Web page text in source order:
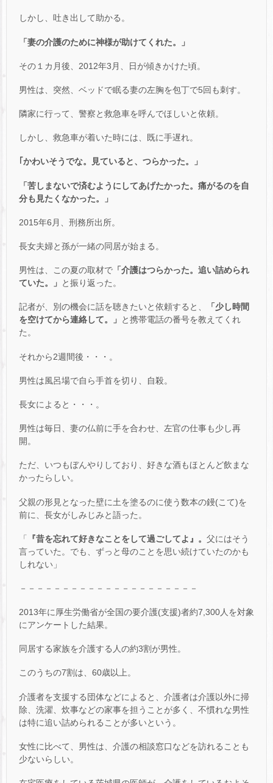
しかし、吐き出して助かる。
「妻の介護のために神様が助けてくれた。」
その１カ月後、2012年3月、日が傾きかけた頃。
男性は、突然、ベッドで眠る妻の左胸を包丁で5回も刺す。
隣家に行って、警察と救急車を呼んでほしいと依頼。
しかし、救急車が着いた時には、既に手遅れ。
｢かわいそうでな。見ていると、つらかった。」
「苦しまないで済むようにしてあげたかった。痛がるのを自
分も見たくなかった。」
2015年6月、刑務所出所。
長女夫婦と孫が一緒の同居が始まる。
男性は、この夏の取材で 「介護はつらかった。追い詰められ
ていた。」 と振り返った。
記者が、別の機会に話を聴きたいと依頼すると、
「少し時間
を空けてから連絡して。」 と携帯電話の番号を教えてくれ
た。
それから2週間後・・・。
男性は風呂場で自ら手首を切り、自殺。
長女によると・・・。
男性は毎日、妻の仏前に手を合わせ、左官の仕事も少し再
開。
ただ、いつもぼんやりしており、好きな酒もほとんど飲まな
かったらしい。
父親の形見となった壁に土を塗るのに使う数本の鏝(こて)を
前に、長女がしみじみと語った。
「 『昔を忘れて好きなことをして過ごしてよ』。 父にはそう
言っていた。でも、ずっと母のことを思い続けていたのかも
しれない」
－－－－－－－－－－－－－－－－－－－－－
2013年に厚生労働省が全国の要介護(支援)者約7,300人を対象
にアンケートした結果。
同居する家族を介護する人の約3割が男性。
このうちの7割は、60歳以上。
介護者を支援する団体などによると、介護者は介護以外に掃
除、洗濯、炊事などの家事を担うことが多く、不慣れな男性
は特に追い詰められることが多いという。
女性に比べて、男性は、介護の相談窓口などを訪れることも
少ないらしい。